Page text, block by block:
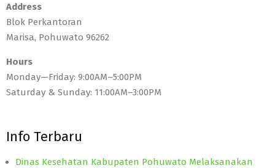
Address
Blok Perkantoran
Marisa, Pohuwato 96262
Hours
Monday—Friday: 9:00AM–5:00PM
Saturday & Sunday: 11:00AM–3:00PM
Info Terbaru
Dinas Kesehatan Kabupaten Pohuwato Melaksanakan